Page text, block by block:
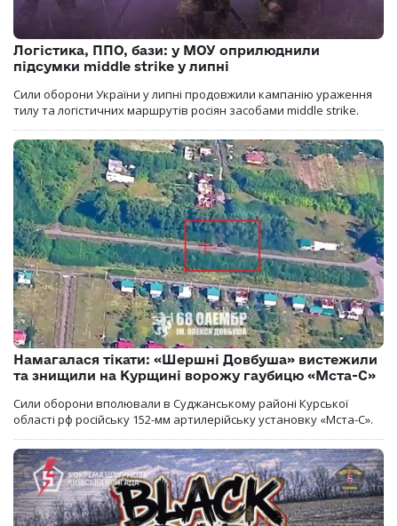
Логістика, ППО, бази: у МОУ оприлюднили
підсумки middle strike у липні
Сили оборони України у липні продовжили кампанію ураження
тилу та логістичних маршрутів росіян засобами middle strike.
Намагалася тікати: «Шершні Довбуша» вистежили
та знищили на Курщині ворожу гаубицю «Мста-С»
Сили оборони вполювали в Суджанському районі Курської
області рф російську 152-мм артилерійську установку «Мста-С».